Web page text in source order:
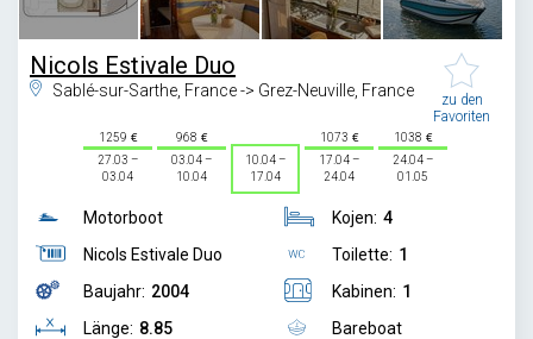
Nicols Estivale Duo
Sablé-sur-Sarthe, France -> Grez-Neuville, France
zu den
Favoriten
1259
27.03 –
03.04
968
03.04 –
10.04
10.04 –
17.04
1073
17.04 –
24.04
1038
24.04 –
01.05
Motorboot
Nicols Estivale Duo
Baujahr: 2004
Länge: 8.85
Kojen: 4
Toilette: 1
Kabinen: 1
Bareboat